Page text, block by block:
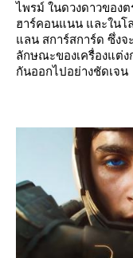
ไพรม์ ในดวงดาวของต
ฮาร์คอนแนน และในโ
ลน สการ์สการ์ด ซึ่งจ
ลักษณะของเครื่องแต่
กันออกไปอย่างชัดเจน